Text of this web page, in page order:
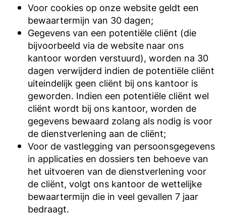
Voor cookies op onze website geldt een
bewaartermijn van 30 dagen;
Gegevens van een potentiële cliënt (die
bijvoorbeeld via de website naar ons
kantoor worden verstuurd), worden na 30
dagen verwijderd indien de potentiële cliënt
uiteindelijk geen cliënt bij ons kantoor is
geworden. Indien een potentiële cliënt wel
cliënt wordt bij ons kantoor, worden de
gegevens bewaard zolang als nodig is voor
de dienstverlening aan de cliënt;
Voor de vastlegging van persoonsgegevens
in applicaties en dossiers ten behoeve van
het uitvoeren van de dienstverlening voor
de cliënt, volgt ons kantoor de wettelijke
bewaartermijn die in veel gevallen 7 jaar
bedraagt.